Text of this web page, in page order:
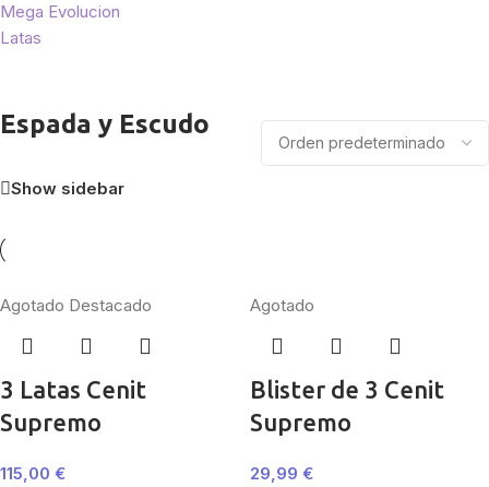
Mega Evolucion
Latas
Espada y Escudo
Show sidebar
Agotado Destacado
3 Latas Cenit
Supremo
115,00 €
Agotado
Blister de 3 Cenit
Supremo
29,99 €